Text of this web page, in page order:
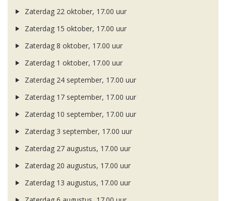
Zaterdag 22 oktober, 17.00 uur
Zaterdag 15 oktober, 17.00 uur
Zaterdag 8 oktober, 17.00 uur
Zaterdag 1 oktober, 17.00 uur
Zaterdag 24 september, 17.00 uur
Zaterdag 17 september, 17.00 uur
Zaterdag 10 september, 17.00 uur
Zaterdag 3 september, 17.00 uur
Zaterdag 27 augustus, 17.00 uur
Zaterdag 20 augustus, 17.00 uur
Zaterdag 13 augustus, 17.00 uur